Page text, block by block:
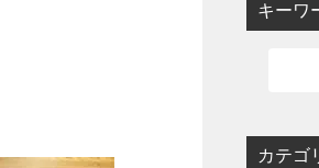
キーワ
カテゴ